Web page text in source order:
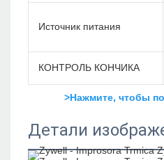
Источник питания
КОНТРОЛЬ КОНЧИКА
>Нажмите, чтобы
Детали